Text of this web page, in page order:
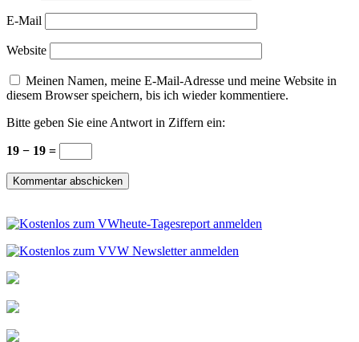
E-Mail
Website
Meinen Namen, meine E-Mail-Adresse und meine Website in
diesem Browser speichern, bis ich wieder kommentiere.
Bitte geben Sie eine Antwort in Ziffern ein:
19 − 19 =